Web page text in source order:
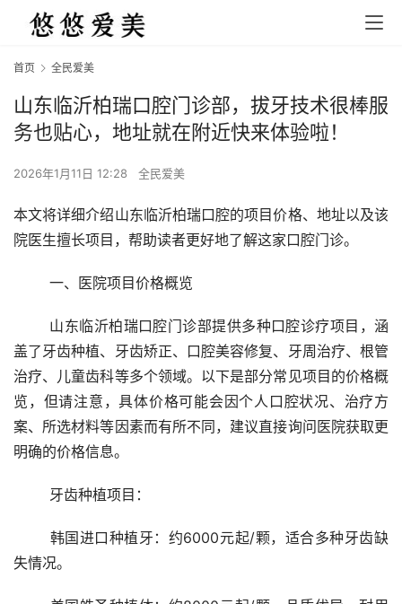
首页 全民爱美
山东临沂柏瑞口腔门诊部，拔牙技术很棒服
务也贴心，地址就在附近快来体验啦！
2026年1月11日 12:28 全民爱美
本文将详细介绍山东临沂柏瑞口腔的项目价格、地址以及该
院医生擅长项目，帮助读者更好地了解这家口腔门诊。
	一、医院项目价格概览
盖了牙齿种植、牙齿矫正、口腔美容修复、牙周治疗、根管
治疗、儿童齿科等多个领域。以下是部分常见项目的价格概
览，但请注意，具体价格可能会因个人口腔状况、治疗方
案、所选材料等因素而有所不同，建议直接询问医院获取更
明确的价格信息。
	牙齿种植项目：
失情况。